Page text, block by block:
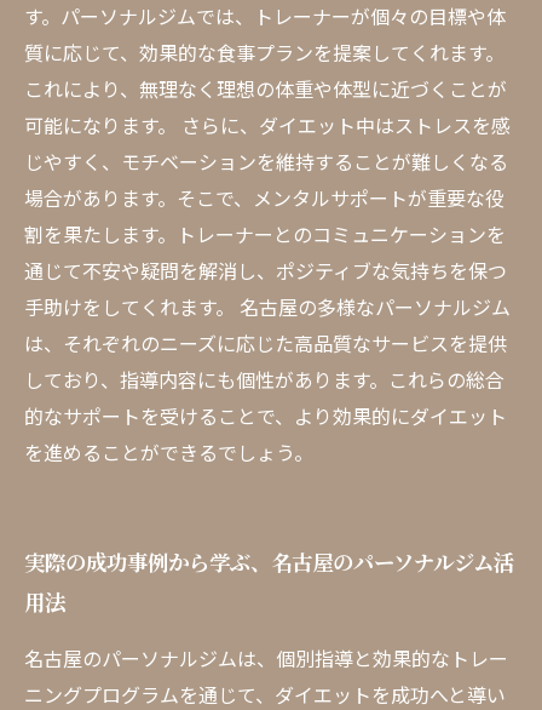
す。パーソナルジムでは、トレーナーが個々の目標や体
質に応じて、効果的な食事プランを提案してくれます。
これにより、無理なく理想の体重や体型に近づくことが
可能になります。 さらに、ダイエット中はストレスを感
じやすく、モチベーションを維持することが難しくなる
場合があります。そこで、メンタルサポートが重要な役
割を果たします。トレーナーとのコミュニケーションを
通じて不安や疑問を解消し、ポジティブな気持ちを保つ
手助けをしてくれます。 名古屋の多様なパーソナルジム
は、それぞれのニーズに応じた高品質なサービスを提供
しており、指導内容にも個性があります。これらの総合
的なサポートを受けることで、より効果的にダイエット
を進めることができるでしょう。
実際の成功事例から学ぶ、名古屋のパーソナルジム活
用法
名古屋のパーソナルジムは、個別指導と効果的なトレー
ニングプログラムを通じて、ダイエットを成功へと導い